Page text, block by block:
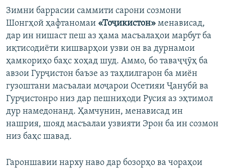
Зимни баррасии саммити сарони созмони
Шонгҳой ҳафтаномаи «Тоҷикистон» менависад,
дар ин нишаст пеш аз ҳама масъалаҳои марбут ба
иқтисодиёти кишварҳои узви он ва дурнамои
ҳамкориҳо баҳс хоҳад шуд. Аммо, бо таваҷҷӯҳ ба
авзои Гурҷистон баъзе аз таҳлилгарон ба миён
гузоштани масъалаи моҷарои Осетияи Ҷанубӣ ва
Гурҷистонро низ дар пешниҳоди Русия аз эҳтимол
дур намедонанд. Ҳамчунин, менависад ин
нашрия, шояд масъалаи узвияти Эрон ба ин созмон
низ баҳс шавад.
Гароншавии нарху наво дар бозорҳо ва чораҳои